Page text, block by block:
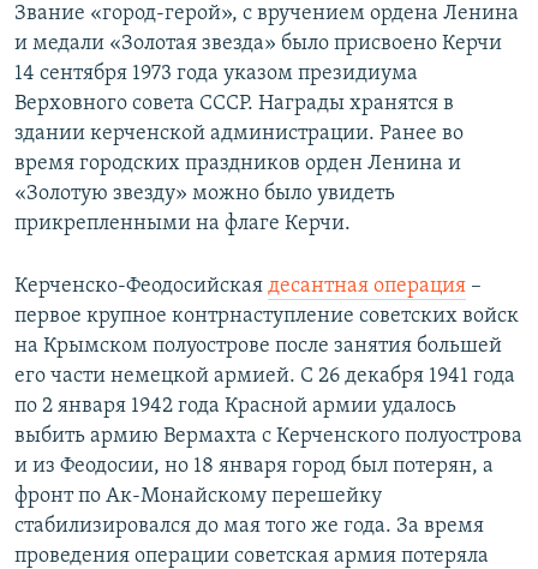
Звание «город-герой», с вручением ордена Ленина
и медали «Золотая звезда» было присвоено Керчи
14 сентября 1973 года указом президиума
Верховного совета СССР. Награды хранятся в
здании керченской администрации. Ранее во
время городских праздников орден Ленина и
«Золотую звезду» можно было увидеть
прикрепленными на флаге Керчи.
Керченско-Феодосийская десантная операция –
первое крупное контрнаступление советских войск
на Крымском полуострове после занятия большей
его части немецкой армией. С 26 декабря 1941 года
по 2 января 1942 года Красной армии удалось
выбить армию Вермахта с Керченского полуострова
и из Феодосии, но 18 января город был потерян, а
фронт по Ак-Монайскому перешейку
стабилизировался до мая того же года. За время
проведения операции советская армия потеряла